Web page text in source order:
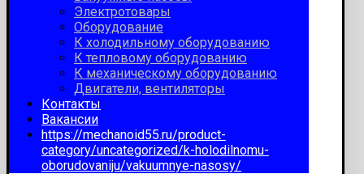
Электротовары
Оборудование
К холодильному оборудованию
К тепловому оборудованию
К механическому оборудованию
Двигатели, вентиляторы
Контакты
Вакансии
https://mechanoid55.ru/product-
category/uncategorized/k-holodilnomu-
oborudovaniju/vakuumnye-nasosy/